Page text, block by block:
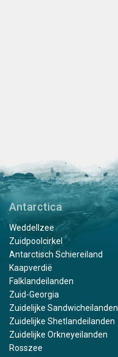
Antarctica
Weddellzee
Zuidpoolcirkel
Antarctisch Schiereiland
Kaapverdië
Falklandeilanden
Zuid-Georgia
Zuidelijke Sandwicheilanden
Zuidelijke Shetlandeilanden
Zuidelijke Orkneyeilanden
Rosszee